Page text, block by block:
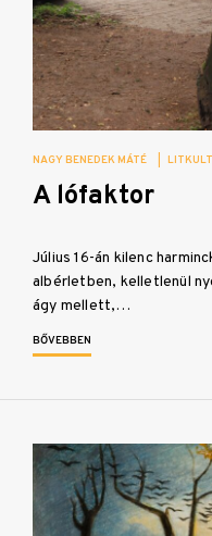
NAGY BENEDEK MÁTÉ
A lófaktor
Július 16-án kilenc
albérletben, kelletlenül
ágy mellett,…
BŐVEBBEN